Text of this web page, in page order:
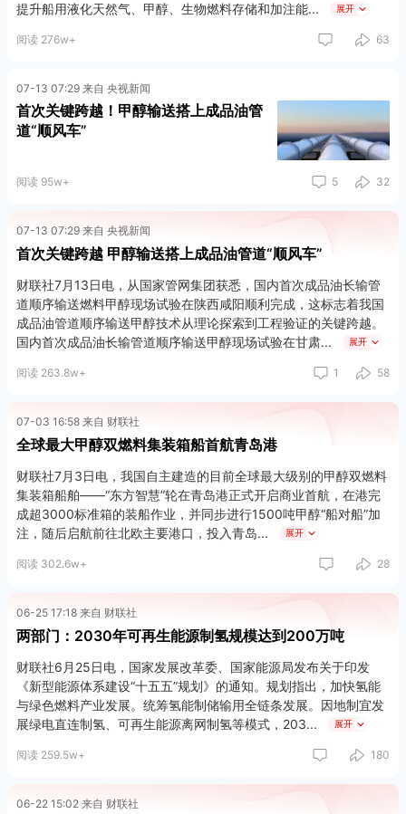
提升船用液化天然气、甲醇、生物燃料存储和加注能
展开
阅读 276w+ 63
07-13 07:29 来自 央视新闻
首次关键跨越！甲醇输送搭上成品油管
道“顺风车”
阅读 95w+ 5 32
07-13 07:29 来自 央视新闻
首次关键跨越 甲醇输送搭上成品油管道“顺风车”
财联社7月13日电，从国家管网集团获悉，国内首次成品油长输管
道顺序输送燃料甲醇现场试验在陕西咸阳顺利完成，这标志着我国
成品油管道顺序输送甲醇技术从理论探索到工程验证的关键跨越。
国内首次成品油长输管道顺序输送甲醇现场试验在甘肃
展开
阅读 263.8w+ 1 58
07-03 16:58 来自 财联社
全球最大甲醇双燃料集装箱船首航青岛港
财联社7月3日电，我国自主建造的目前全球最大级别的甲醇双燃料
集装箱船舶——“东方智慧”轮在青岛港正式开启商业首航，在港完
成超3000标准箱的装船作业，并同步进行1500吨甲醇“船对船”加
注，随后启航前往北欧主要港口，投入青岛
展开
阅读 302.6w+ 28
06-25 17:18 来自 财联社
两部门：2030年可再生能源制氢规模达到200万吨
财联社6月25日电，国家发展改革委、国家能源局发布关于印发
《新型能源体系建设“十五五”规划》的通知。规划指出，加快氢能
与绿色燃料产业发展。统筹氢能制储输用全链条发展。因地制宜发
展绿电直连制氢、可再生能源离网制氢等模式，203
展开
阅读 259.5w+ 180
06-22 15:02 来自 财联社